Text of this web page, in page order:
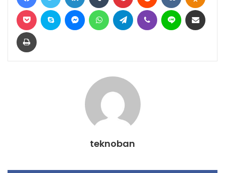
Pocket Skype MessengerWhatsAppTelegram Viber Line
Yazdır
teknoban